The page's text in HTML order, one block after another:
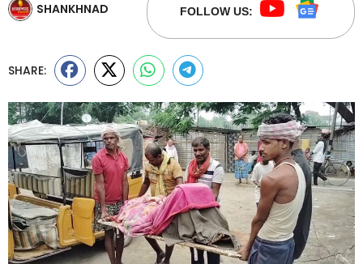
SHANKHNAD FOLLOW US:
SHARE: